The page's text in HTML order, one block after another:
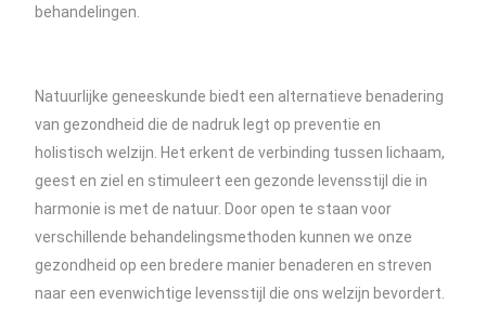
behandelingen.
Natuurlijke geneeskunde biedt een alternatieve benadering
van gezondheid die de nadruk legt op preventie en
holistisch welzijn. Het erkent de verbinding tussen lichaam,
geest en ziel en stimuleert een gezonde levensstijl die in
harmonie is met de natuur. Door open te staan voor
verschillende behandelingsmethoden kunnen we onze
gezondheid op een bredere manier benaderen en streven
naar een evenwichtige levensstijl die ons welzijn bevordert.